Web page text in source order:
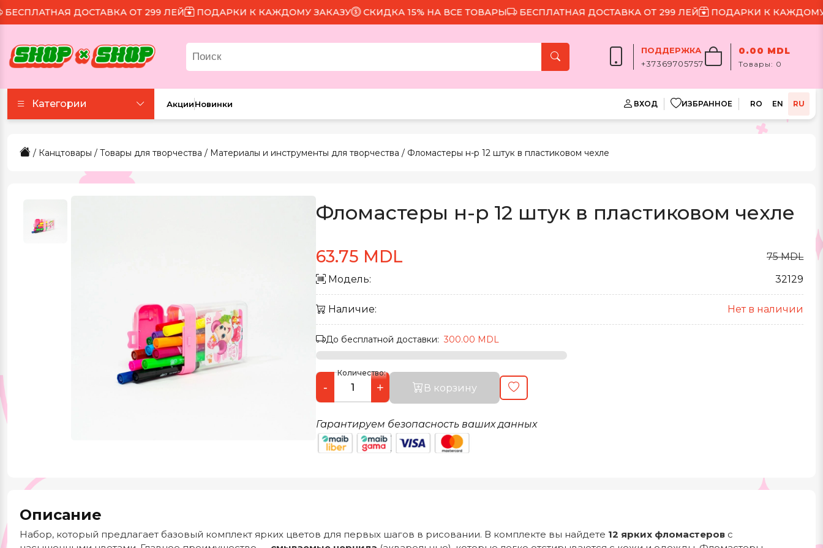
ДОСТАВКА ОТ 299 ЛЕЙ ПОДАРКИ К КАЖДОМУ ЗАКАЗУ СКИДКА 15% НА ВСЕ ТОВАРЫ БЕСПЛАТНАЯ ДОСТАВКА ОТ 299 ЛЕЙ ПОДАРКИ К КАЖДОМУ
ПОДДЕРЖКА
+37369705757
0.00 MDL
Товары: 0
Категории
Все для праздника
Игрушки и игры
АкцииНовинки ВХОД ИЗБРАННОЕ RO EN RU
/ Канцтовары / Товары для творчества / Материалы и инструменты для творчества / Фломастеры н-р 12 штук в пластиковом чехле
Фломастеры н-р 12 штук в пластиковом чехле
63.75 MDL
75 MDL
Модель:
32129
Наличие: Нет в наличии
До бесплатной доставки:300.00 MDL
Количество:
- + В корзину
Гарантируем безопасность ваших данных
Описание
Набор, который предлагает базовый комплект ярких цветов для первых шагов в рисовании. В комплекте вы найдете 12 ярких фломастеров с